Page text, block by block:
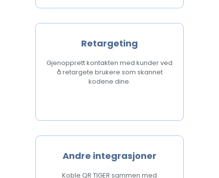
Retargeting
Gjenopprett kontakten med kunder ved
å retargete brukere som skannet
kodene dine.
Andre integrasjoner
Koble QR TIGER sammen med